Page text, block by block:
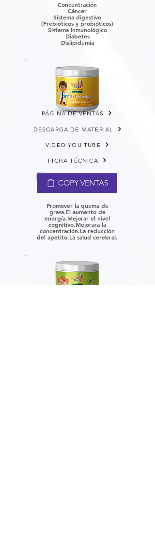
Concentración
Cáncer
​Sistema digestivo
(Prebióticos y probióticos)
Sistema inmunológico
Diabetes
Dislipidemia
PÁGINA DE VENTAS
DESCARGA DE MATERIAL
VIDEO YOU TUBE
FICHA TÉCNICA
COPY VENTAS
Promover la quema de
grasa.El aumento de
energía.Mejorar el nivel
cognitivo.Mejorara la
concentración.La reducción
del apetito.La salud cerebral.